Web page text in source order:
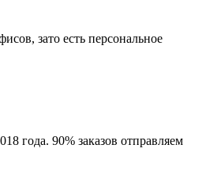
зато есть персональное
года. 90% заказов отправляем